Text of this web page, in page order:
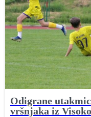
Odigrane
vršnjaka iz